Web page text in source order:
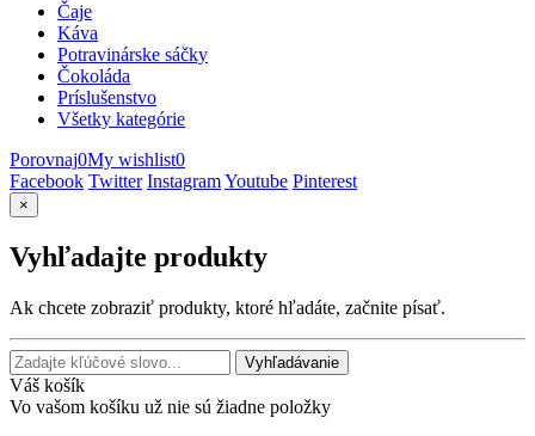
Čaje
Káva
Potravinárske sáčky
Čokoláda
Príslušenstvo
Všetky kategórie
Porovnaj0My wishlist0
Facebook Twitter InstagramYoutube Pinterest
×
Vyhľadajte produkty
Ak chcete zobraziť produkty, ktoré hľadáte, začnite písať.
Vyhľadávanie
Váš košík
Vo vašom košíku už nie sú žiadne položky